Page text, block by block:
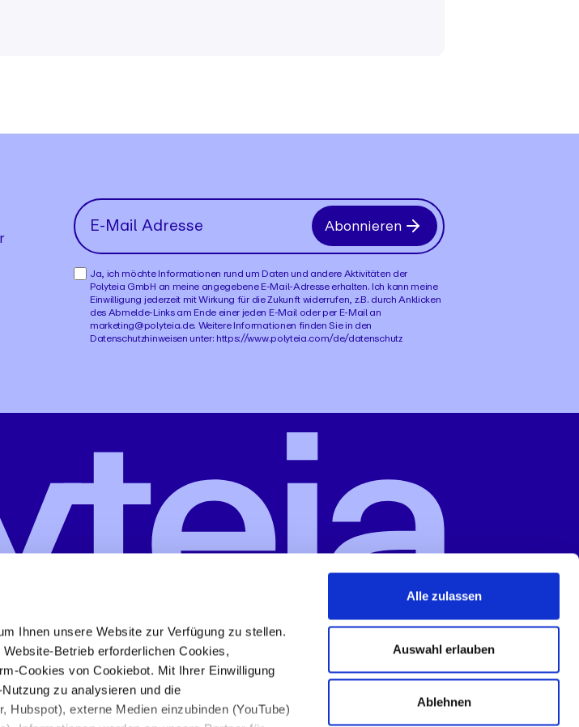
Ihnen unsere Website zur Verfügung zu stellen.
Betrieb erforderlichen Cookies,
Cookies von Cookiebot. Mit Ihrer Einwilligung
zu analysieren und die
externe Medien einzubinden (YouTube)
Alle zulassen
Auswahl erlauben
Ablehnen
Abonnieren
Ja, ich möchte Informationen rund um Daten und andere Aktivitäten der
Polyteia GmbH an meine angegebene E-Mail-Adresse erhalten. Ich kann meine
Einwilligung jederzeit mit Wirkung für die Zukunft widerrufen, z.B. durch Anklicken
des Abmelde-Links am Ende einer jeden E-Mail oder per E-Mail an
marketing@polyteia.de. Weitere Informationen finden Sie in den
Datenschutzhinweisen unter: https://www.polyteia.com/de/datenschutz
ImpressumDatenschutzSocial Media Datenschutz